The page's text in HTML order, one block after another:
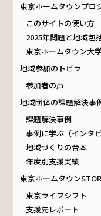
東京ホームタウンプロ
このサイトの使い方
2025年問題と地域包
東京ホームタウン大
地域参加のトビラ
参加者の声
地域団体の課題解決事
課題解決事例
事例に学ぶ（インタビ
地域づくりの台本
年度別支援実績
東京ホームタウン
東京ライフシフト
支援先レポート